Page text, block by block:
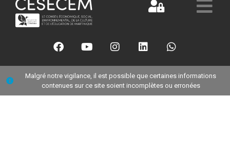
Malgré notre vigilance, il est possible que certaines informations
contenues sur ce site soient incomplètes ou erronées